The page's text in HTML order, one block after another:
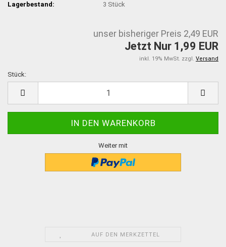
Lagerbestand: 3 Stück
unser bisheriger Preis 2,49 EUR
Jetzt Nur 1,99 EUR
inkl. 19% MwSt. zzgl. Versand
Stück:
Weiter mit
AUF DEN MERKZETTEL